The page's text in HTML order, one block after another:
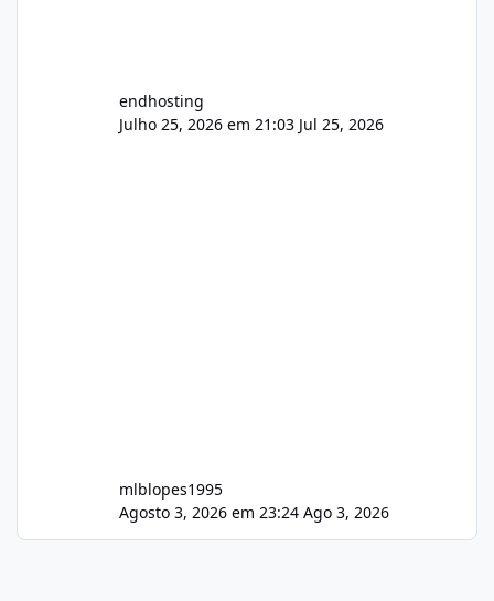
endhosting
Julho 25, 2026 em 21:03 Jul 25, 2026
mlblopes1995
Agosto 3, 2026 em 23:24 Ago 3, 2026